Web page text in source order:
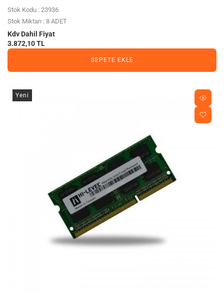
Stok Kodu : 23936
Stok Miktarı : 8 ADET
Kdv Dahil Fiyat
3.872,10 TL
SEPETE EKLE
Yeni